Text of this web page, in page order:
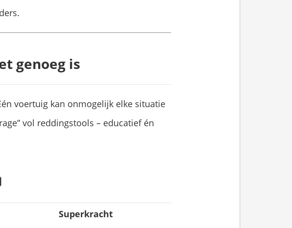
genoeg is
voertuig kan onmogelijk elke situatie
vol reddingstools – educatief én
Superkracht